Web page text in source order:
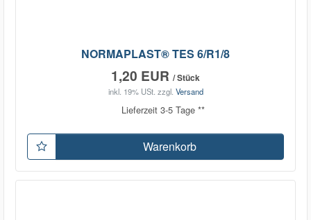
NORMAPLAST® TES 6/R1/8
1,20 EUR / Stück
inkl. 19% USt. zzgl. Versand
Lieferzeit 3-5 Tage **
Warenkorb